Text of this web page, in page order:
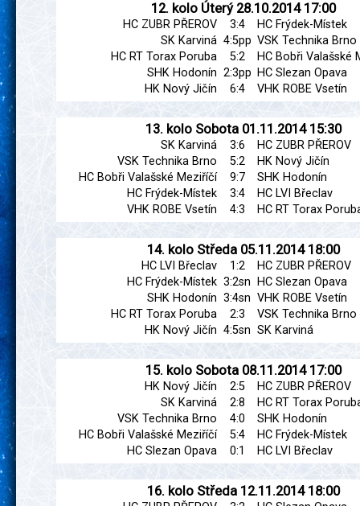
12. kolo Úterý 28.10.2014 17:00
HC ZUBR PŘEROV 3:4
HC Frýdek-Místek
SK Karviná 4:5pp VSK Technika Brno
HC RT Torax Poruba
5:2
HC Bobři Valašské
SHK Hodonín 2:3pp HC Slezan Opava
HK Nový Jičín
6:4 VHK ROBE Vsetín
13. kolo Sobota 01.11.2014 15:30
SK Karviná 3:6
HC ZUBR PŘEROV
VSK Technika Brno
5:2
HK Nový Jičín
HC Bobři Valašské Meziříčí
9:7
SHK Hodonín
HC Frýdek-Místek
3:4
HC LVI Břeclav
VHK ROBE Vsetín
4:3 HC RT Torax
14. kolo Středa 05.11.2014 18:00
HC LVI Břeclav 1:2
HC ZUBR PŘEROV
HC Frýdek-Místek 3:2sn
HC Slezan Opava
SHK Hodonín 3:4sn VHK ROBE Vsetín
HC RT Torax Poruba
2:3
VSK Technika Brno
HK Nový Jičín 4:5sn SK Karviná
15. kolo Sobota 08.11.2014 17:00
HK Nový Jičín 2:5
HC ZUBR PŘEROV
SK Karviná
2:8
HC RT Torax
VSK Technika Brno
4:0
SHK Hodonín
HC Bobři Valašské Meziříčí
5:4
HC Frýdek-Místek
HC Slezan Opava
0:1 HC LVI Břeclav
16. kolo Středa 12.11.2014 18:00